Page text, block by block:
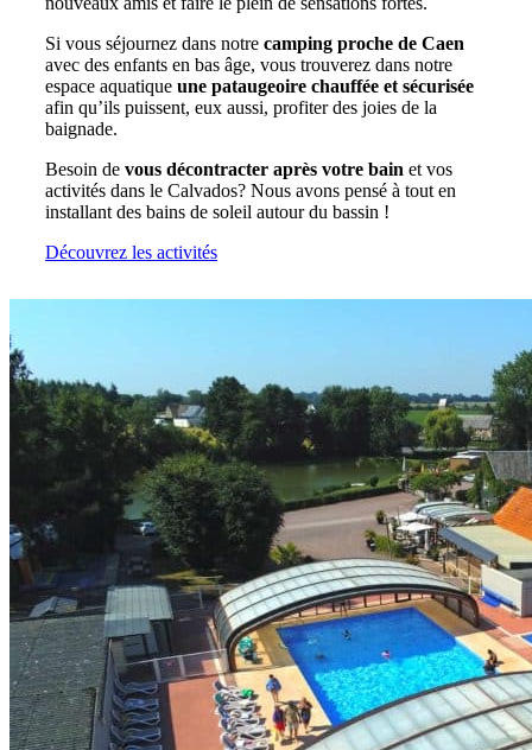
Si vous séjournez dans notre camping proche de Caen
avec des enfants en bas âge, vous trouverez dans notre
espace aquatique une pataugeoire chauffée et sécurisée
afin qu’ils puissent, eux aussi, profiter des joies de la
baignade.
Besoin de vous décontracter après votre bain et vos
activités dans le Calvados? Nous avons pensé à tout en
installant des bains de soleil autour du bassin !
Découvrez les activités